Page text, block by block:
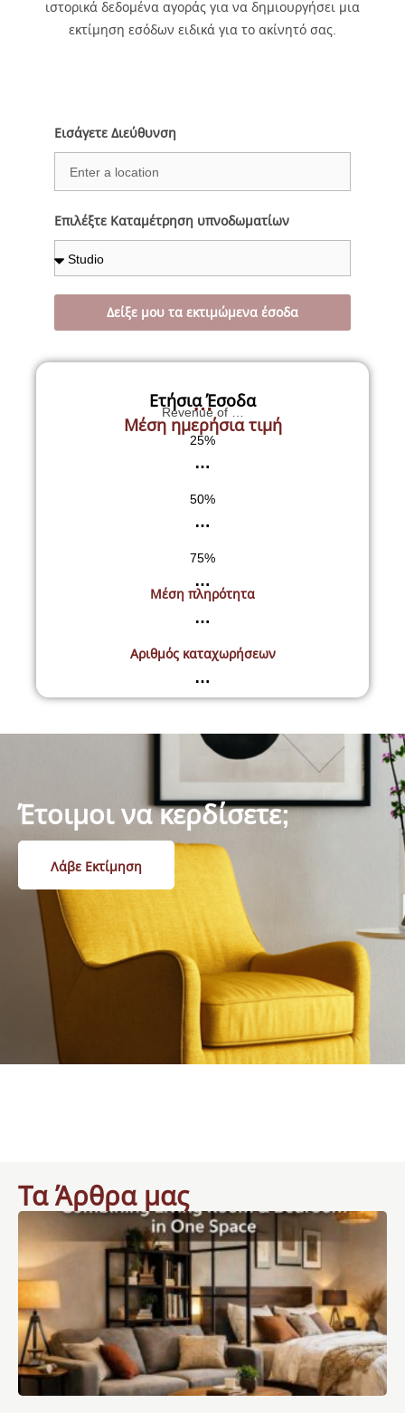
ιστορικά δεδομένα αγοράς για να δημιουργήσει μια
εκτίμηση εσόδων ειδικά για το ακίνητό σας.
Εισάγετε Διεύθυνση
Επιλέξτε Καταμέτρηση υπνοδωματίων
Δείξε μου τα εκτιμώμενα έσοδα
Ετήσια Έσοδα
…
Revenue of …
Μέση ημερήσια τιμή
25%
…
50%
…
75%
…
Μέση πληρότητα
…
Αριθμός καταχωρήσεων
…
Έτοιμοι να κερδίσετε;
Λάβε Εκτίμηση
Τα Άρθρα μας